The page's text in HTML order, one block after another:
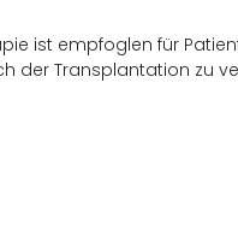
ist empfoglen für
der Transplantation zu